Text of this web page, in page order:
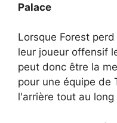
Palace
Lorsque Forest
leur joueur offensif
peut donc être la
pour une équipe de
l'arrière tout au